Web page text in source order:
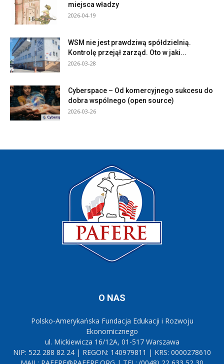
miejsca władzy
2026-04-19
WSM nie jest prawdziwą spółdzielnią.
Kontrolę przejął zarząd. Oto w jaki...
2026-03-28
Cyberspace – Od komercyjnego sukcesu do
dobra wspólnego (open source)
2026-03-26
O NAS
Polsko-Amerykańska Fundacja Edukacji i Rozwoju
Ekonomicznego
ul. Mickiewicza 16/12A, 01-517 Warszawa
NIP: 522 288 82 24 | REGON: 140979811 | KRS: 0000278610